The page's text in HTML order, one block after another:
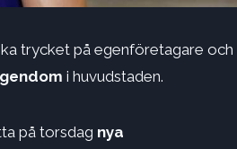
trycket på egenföretagare och
i huvudstaden.
på torsdag nya